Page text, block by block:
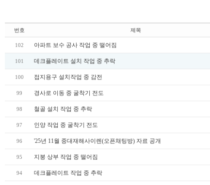
번호 제목
102 아파트 보수 공사 작업 중 떨어짐
101 데크플레이트 설치 작업 중 추락
100 접지용구 설치작업 중 감전
99 경사로 이동 중 굴착기 전도
98 철골 설치 작업 중 추락
97 인양 작업 중 굴착기 전도
96 '25년 11월 중대재해사이렌(오픈채팅방) 자료 공개
95 지붕 상부 작업 중 떨어짐
94 데크플레이트 작업 중 추락